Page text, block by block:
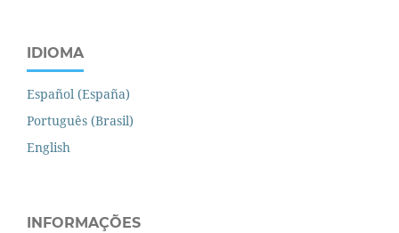
IDIOMA
Español (España)
Português (Brasil)
English
INFORMAÇÕES